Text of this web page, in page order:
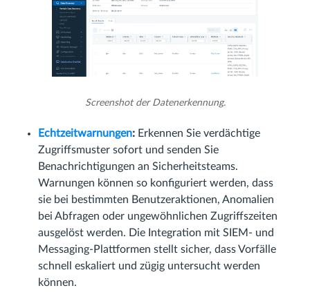
Screenshot der Datenerkennung.
Echtzeitwarnungen: Erkennen Sie verdächtige
Zugriffsmuster sofort und senden Sie
Benachrichtigungen an Sicherheitsteams.
Warnungen können so konfiguriert werden, dass
sie bei bestimmten Benutzeraktionen, Anomalien
bei Abfragen oder ungewöhnlichen Zugriffszeiten
ausgelöst werden. Die Integration mit SIEM- und
Messaging-Plattformen stellt sicher, dass Vorfälle
schnell eskaliert und zügig untersucht werden
können.